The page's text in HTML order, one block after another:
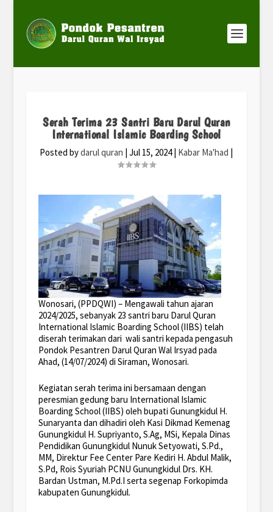
Serah Terima 23 Santri Baru Darul Quran
International Islamic Boarding School
Posted bydarul quran |Jul 15, 2024| Kabar Ma'had |
Wonosari, (PPDQWI) – Mengawali tahun ajaran
2024/2025, sebanyak 23 santri baru Darul Quran
International Islamic Boarding School (IIBS) telah
diserah terimakan dari wali santri kepada pengasuh
Pondok Pesantren Darul Quran Wal Irsyad pada
Ahad, (14/07/2024) di Siraman, Wonosari.
Kegiatan serah terima ini bersamaan dengan
peresmian gedung baru International Islamic
Boarding School (IIBS) oleh bupati Gunungkidul H.
Sunaryanta dan dihadiri oleh Kasi Dikmad Kemenag
Gunungkidul H. Supriyanto, S.Ag, MSi, Kepala Dinas
Pendidikan Gunungkidul Nunuk Setyowati, S.Pd.,
MM, Direktur Fee Center Pare Kediri H. Abdul Malik,
S.Pd, Rois Syuriah PCNU Gunungkidul Drs. KH.
Bardan Ustman, M.Pd.I serta segenap Forkopimda
kabupaten Gunungkidul.